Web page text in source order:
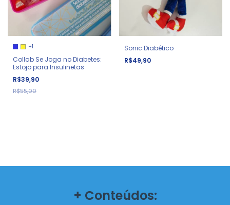
+1
Collab Se Joga no Diabetes:
Estojo para Insulinetas
R$39,90
R$55,00
Sonic Diabético
R$49,90
+ Conteúdos: